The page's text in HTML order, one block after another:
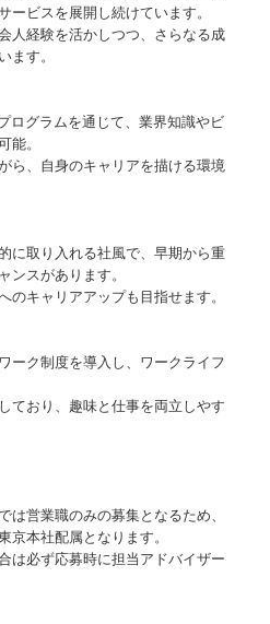
ービスを展開し続けています。
人経験を活かしつつ、さらなる成
ます。
ログラムを通じて、業界知識やビ
能。
ら、自身のキャリアを描ける環境
に取り入れる社風で、早期から重
ンスがあります。
のキャリアアップも目指せます。
ーク制度を導入し、ワークライフ
ており、趣味と仕事を両立しやす
は営業職のみの募集となるため、
京本社配属となります。
は必ず応募時に担当アドバイザー